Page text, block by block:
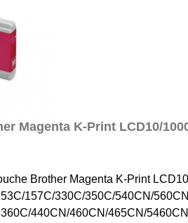
Magenta K-Print LCD10/
Brother Magenta K-Print
157C/330C/350C/540CN/
440CN/460CN/465CN/